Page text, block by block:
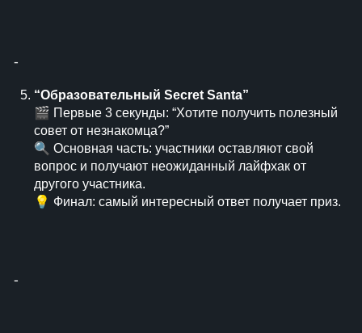
⁃
“Образовательный Secret Santa”
🎬 Первые 3 секунды: “Хотите получить полезный
совет от незнакомца?”
🔍 Основная часть: участники оставляют свой
вопрос и получают неожиданный лайфхак от
другого участника.
💡 Финал: самый интересный ответ получает приз.
⁃